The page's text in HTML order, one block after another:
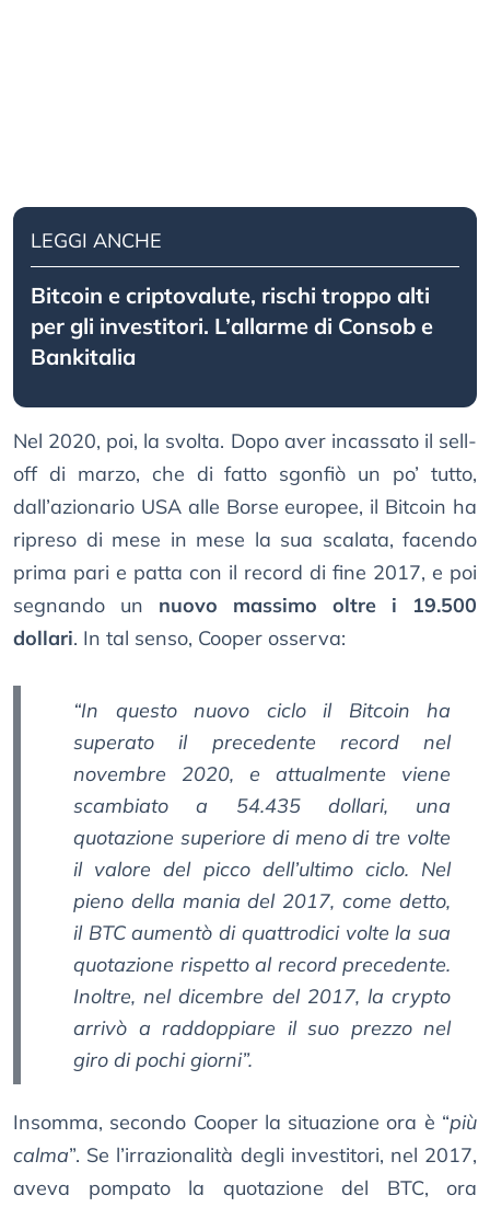
LEGGI ANCHE
Bitcoin e criptovalute, rischi troppo alti
per gli investitori. L’allarme di Consob e
Bankitalia
Nel 2020, poi, la svolta. Dopo aver incassato il sell-
off di marzo, che di fatto sgonfiò un po’ tutto,
dall’azionario USA alle Borse europee, il Bitcoin ha
ripreso di mese in mese la sua scalata, facendo
prima pari e patta con il record di fine 2017, e poi
segnando un nuovo massimo oltre i 19.500
dollari. In tal senso, Cooper osserva:
“In questo nuovo ciclo il Bitcoin ha
superato il precedente record nel
novembre 2020, e attualmente viene
scambiato a 54.435 dollari, una
quotazione superiore di meno di tre volte
il valore del picco dell’ultimo ciclo. Nel
pieno della mania del 2017, come detto,
il BTC aumentò di quattrodici volte la sua
quotazione rispetto al record precedente.
Inoltre, nel dicembre del 2017, la crypto
arrivò a raddoppiare il suo prezzo nel
giro di pochi giorni”.
Insomma, secondo Cooper la situazione ora è “più
calma”. Se l’irrazionalità degli investitori, nel 2017,
aveva pompato la quotazione del BTC, ora